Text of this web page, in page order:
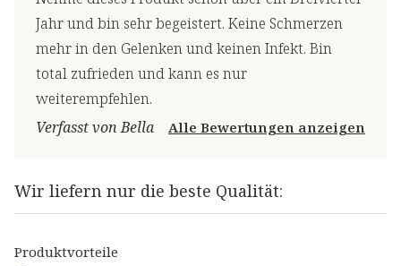
Jahr und bin sehr begeistert. Keine Schmerzen
mehr in den Gelenken und keinen Infekt. Bin
total zufrieden und kann es nur
weiterempfehlen.
Verfasst von Bella
Alle Bewertungen anzeigen
Wir liefern nur die beste Qualität:
Produktvorteile